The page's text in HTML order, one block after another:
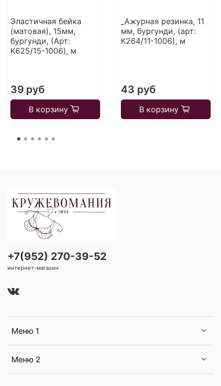
Эластичная бейка
(матовая), 15мм,
бургунди, (Арт:
K625/15-1006), м
39 руб
В корзину
_Ажурная резинка, 11
мм, бургунди, (арт:
К264/11-1006), м
43 руб
В корзину
Меню 1
Меню 2
+7(952) 270-39-52
интернет-магазин